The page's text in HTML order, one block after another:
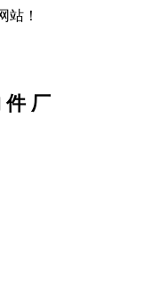
站！
件 厂